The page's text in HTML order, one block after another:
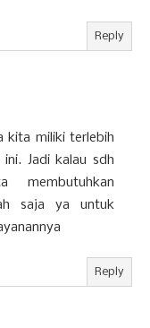
Reply
kita miliki terlebih
Jadi kalau sdh
saja ya untuk
Reply